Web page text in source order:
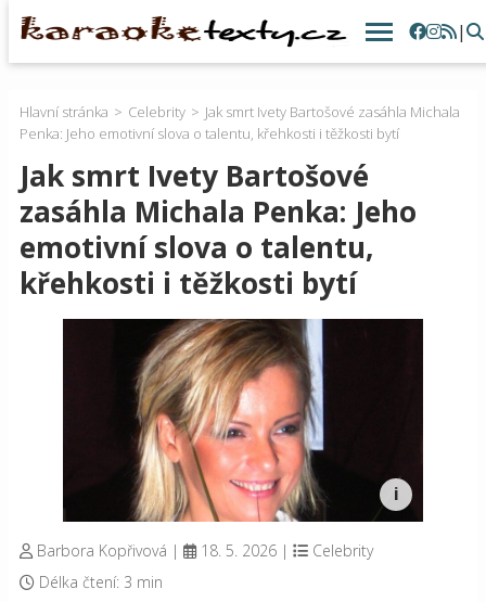
|
Hlavní stránka Celebrity
Jak smrt Ivety Bartošové zasáhla Michala
Penka: Jeho emotivní slova o talentu, křehkosti i těžkosti bytí
Jak smrt Ivety Bartošové
zasáhla Michala Penka: Jeho
emotivní slova o talentu,
křehkosti i těžkosti bytí
Barbora Kopřivová | 18. 5. 2026 |
Celebrity
Délka čtení: 3 min